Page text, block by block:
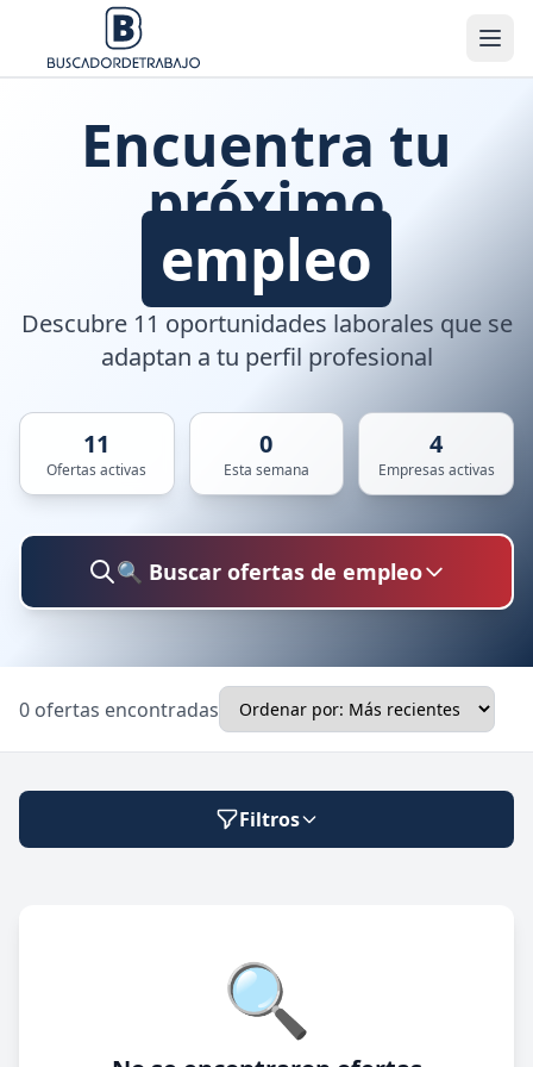
Encuentra tu
próximo
empleo
Descubre 11 oportunidades laborales que se
adaptan a tu perfil profesional
11
Ofertas activas
0
Esta semana
4
Empresas activas
🔍 Buscar ofertas de empleo
Ubicación
🔍 Buscar
0 ofertas encontradas
Filtros
Modalidad de trabajo🔍